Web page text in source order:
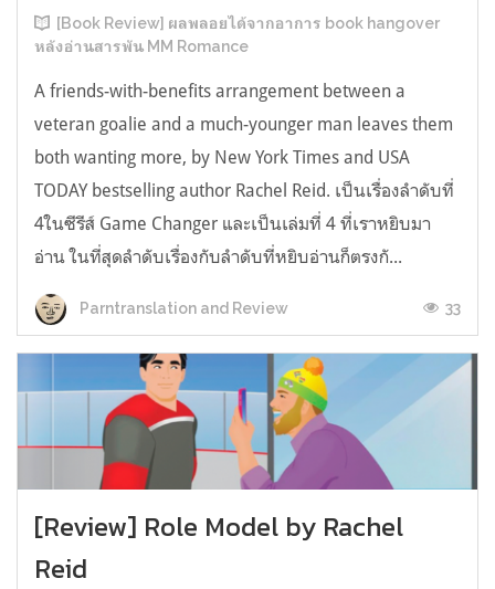
[Book Review] ผลพลอยได้จากอาการ book hangover
หลังอ่านสารพัน MM Romance
A friends-with-benefits arrangement between a
veteran goalie and a much-younger man leaves them
both wanting more, by New York Times and USA
TODAY bestselling author Rachel Reid. เป็นเรื่องลำดับที่
4ในซีรีส์ Game Changer และเป็นเล่มที่ 4 ที่เราหยิบมา
อ่าน ในที่สุดลำดับเรื่องกับลำดับที่หยิบอ่านก็ตรงกั...
Parntranslation and Review 33
[Review] Role Model by Rachel
Reid